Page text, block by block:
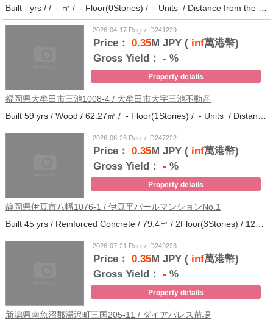
2026-04-17 Reg. / ID241229
Price： 0.35M JPY (inf萬港幣)
Gross Yield： - %
Property details
福岡県大牟田市三池1008-4 / 大牟田市大字三池不動産
2026-06-26 Reg. / ID247222
Price： 0.35M JPY (inf萬港幣)
Gross Yield： - %
Property details
静岡県伊豆市八幡1076-1 / 伊豆平パールマンションNo.1
2026-07-21 Reg. / ID249223
Price： 0.35M JPY (inf萬港幣)
Gross Yield： - %
Property details
新潟県南魚沼郡湯沢町三国205-11 / ダイアパレス苗場